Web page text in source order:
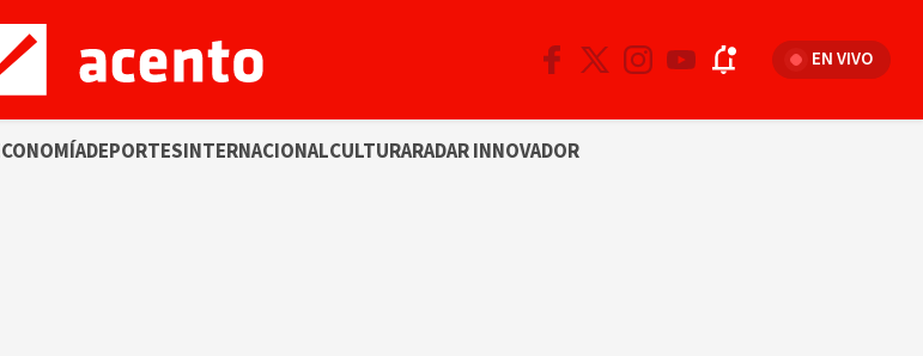
EN VIVO
DEPORTESINTERNACIONALCULTURARADAR INNOVADOR